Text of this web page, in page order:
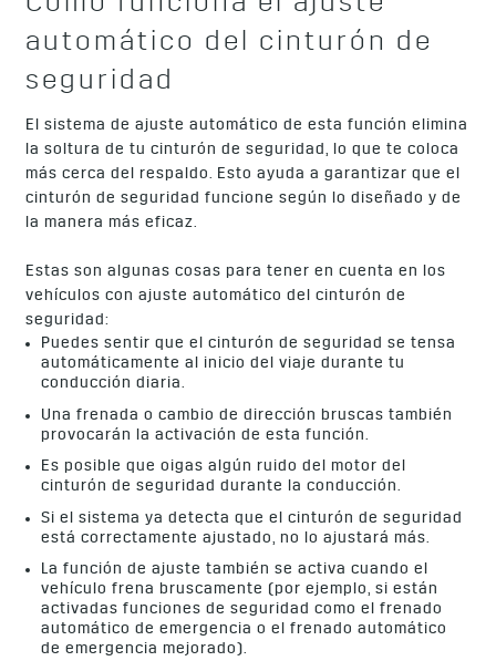
Cómo funciona el ajuste
automático del cinturón de
seguridad
El sistema de ajuste automático de esta función elimina
la soltura de tu cinturón de seguridad, lo que te coloca
más cerca del respaldo. Esto ayuda a garantizar que el
cinturón de seguridad funcione según lo diseñado y de
la manera más eficaz.
Estas son algunas cosas para tener en cuenta en los
vehículos con ajuste automático del cinturón de
seguridad:
Puedes sentir que el cinturón de seguridad se tensa
automáticamente al inicio del viaje durante tu
conducción diaria.
Una frenada o cambio de dirección bruscas también
provocarán la activación de esta función.
Es posible que oigas algún ruido del motor del
cinturón de seguridad durante la conducción.
Si el sistema ya detecta que el cinturón de seguridad
está correctamente ajustado, no lo ajustará más.
La función de ajuste también se activa cuando el
vehículo frena bruscamente (por ejemplo, si están
activadas funciones de seguridad como el frenado
automático de emergencia o el frenado automático
de emergencia mejorado).